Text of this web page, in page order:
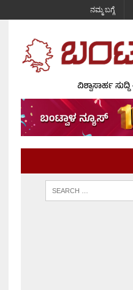
ನಮ್ಮ ಬಗ್ಗೆ